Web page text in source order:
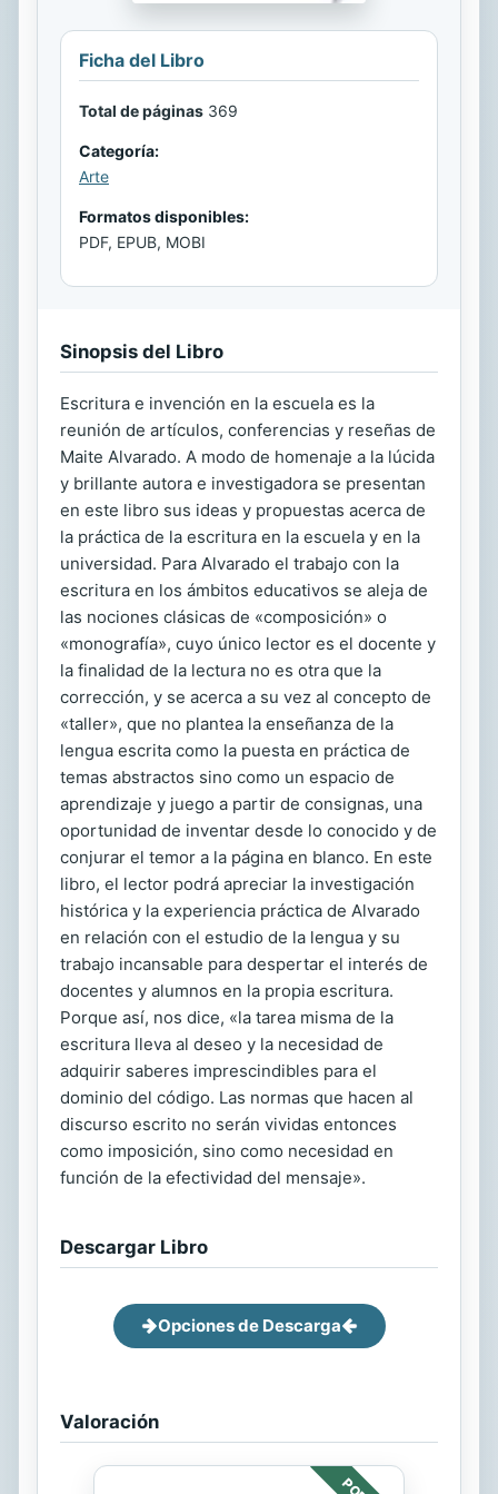
Ficha del Libro
Total de páginas 369
Categoría:
Arte
Formatos disponibles:
PDF, EPUB, MOBI
Sinopsis del Libro
Escritura e invención en la escuela es la
reunión de artículos, conferencias y reseñas de
Maite Alvarado. A modo de homenaje a la lúcida
y brillante autora e investigadora se presentan
en este libro sus ideas y propuestas acerca de
la práctica de la escritura en la escuela y en la
universidad. Para Alvarado el trabajo con la
escritura en los ámbitos educativos se aleja de
las nociones clásicas de «composición» o
«monografía», cuyo único lector es el docente y
la finalidad de la lectura no es otra que la
corrección, y se acerca a su vez al concepto de
«taller», que no plantea la enseñanza de la
lengua escrita como la puesta en práctica de
temas abstractos sino como un espacio de
aprendizaje y juego a partir de consignas, una
oportunidad de inventar desde lo conocido y de
conjurar el temor a la página en blanco. En este
libro, el lector podrá apreciar la investigación
histórica y la experiencia práctica de Alvarado
en relación con el estudio de la lengua y su
trabajo incansable para despertar el interés de
docentes y alumnos en la propia escritura.
Porque así, nos dice, «la tarea misma de la
escritura lleva al deseo y la necesidad de
adquirir saberes imprescindibles para el
dominio del código. Las normas que hacen al
discurso escrito no serán vividas entonces
como imposición, sino como necesidad en
función de la efectividad del mensaje».
Descargar Libro
Opciones de Descarga
Valoración